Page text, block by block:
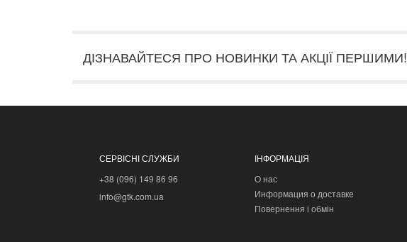
ДІЗНАВАЙТЕСЯ ПРО НОВИНКИ ТА АКЦІЇ ПЕРШИМИ!
СЕРВІСНІ СЛУЖБИ
+38 (096) 149 86 96
info@gtk.com.ua
ІНФОРМАЦІЯ
О нас
Информация о доставке
Повернення і обмін